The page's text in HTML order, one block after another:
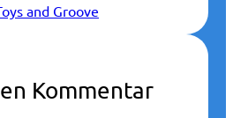
and Groove
Kommentar